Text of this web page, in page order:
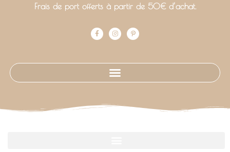
Frais de port offerts à partir de 50€ d’achat.